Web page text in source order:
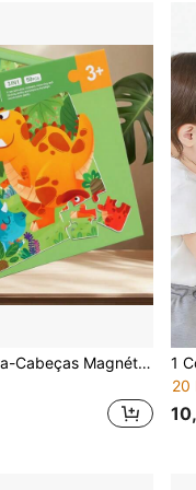
Livro de Quebra-Cabeças Magnéticos Montessori com 50 peças, 3 em 1: Animais, Veículos, Fazenda e Oceano - Colorido. Ideal para crianças de 3 a 6 anos. Livro de jogos magnéticos, portátil e silencioso para viagens. Brinquedo Montessori que estimula a observação cognitiva, promove o aprendizado prático e é uma ótima atividade para pré-escola e jardim de infância. Presente perfeito para meninos e meninas no Natal e aniversário.
20